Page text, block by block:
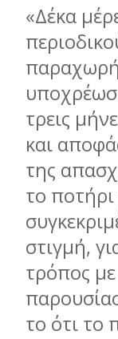
«Δέκα
τρεις
και
της
το
στιγµή,
τρόπος
το ότι το